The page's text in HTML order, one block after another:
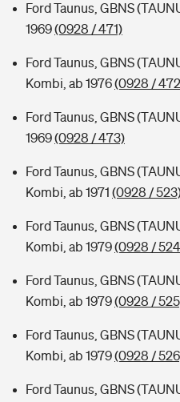
Ford Taunus, GBNS
1969(0928 / 471)
Ford Taunus, GBNS
Kombi, ab 1976(0928 /
Ford Taunus, GBNS
1969(0928 / 473)
Ford Taunus, GBNS
Kombi, ab 1971 (0928 /
Ford Taunus, GBNS
Kombi, ab 1979(0928 /
Ford Taunus, GBNS
Kombi, ab 1979(0928 /
Ford Taunus, GBNS
Kombi, ab 1979(0928 /
Ford Taunus, GBNS